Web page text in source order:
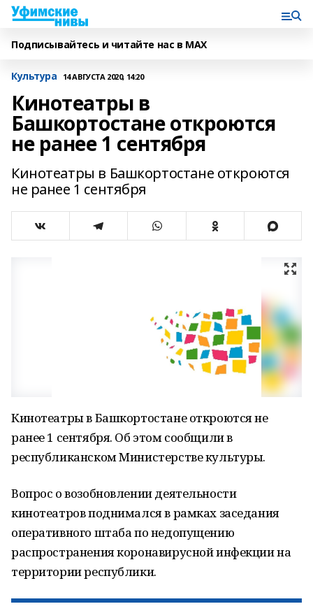
Подписывайтесь и читайте нас в MAX
Культура 14 АВГУСТА 2020, 14:20
Кинотеатры в
Башкортостане откроются
не ранее 1 сентября
Кинотеатры в Башкортостане откроются
не ранее 1 сентября
Кинотеатры в Башкортостане откроются не
ранее 1 сентября. Об этом сообщили в
республиканском Министерстве культуры.
Вопрос о возобновлении деятельности
кинотеатров поднимался в рамках заседания
оперативного штаба по недопущению
распространения коронавирусной инфекции на
территории республики.